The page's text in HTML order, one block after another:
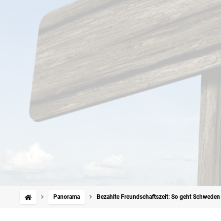
Panorama Bezahlte Freundschaftszeit: So geht